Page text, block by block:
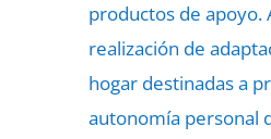
productos de apoyo.
realización de
hogar destinadas a
autonomía personal